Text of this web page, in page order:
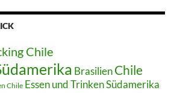
Chile
Brasilien Chile
Chile Essen und Trinken Südamerika